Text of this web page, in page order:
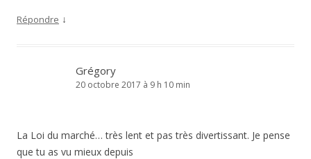
Répondre ↓
Grégory
20 octobre 2017 à 9 h 10 min
La Loi du marché… très lent et pas très divertissant. Je pense
que tu as vu mieux depuis